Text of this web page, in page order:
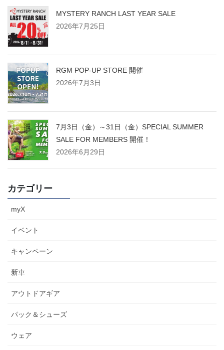
MYSTERY RANCH LAST YEAR SALE
2026年7月25日
RGM POP-UP STORE 開催
2026年7月3日
7月3日（金）～31日（金）SPECIAL SUMMER
SALE FOR MEMBERS 開催！
2026年6月29日
カテゴリー
myX
イベント
キャンペーン
新車
アウトドアギア
パック＆シューズ
ウェア